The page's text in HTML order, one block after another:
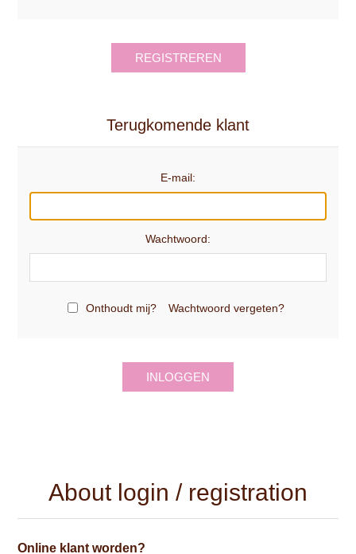
REGISTREREN
Terugkomende klant
E-mail:
Wachtwoord:
Onthoudt mij? Wachtwoord vergeten?
INLOGGEN
About login / registration
Online klant worden?